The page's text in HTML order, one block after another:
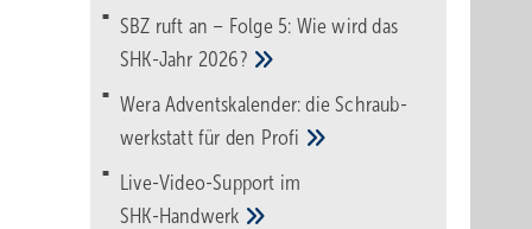
SBZ ruft an – Folge 5: Wie wird das
SHK-Jahr 2026?
Wera Adventskalender: die Schraub­
werk­statt für den Pro­fi
Live-Video-Support im
SHK-Handwerk